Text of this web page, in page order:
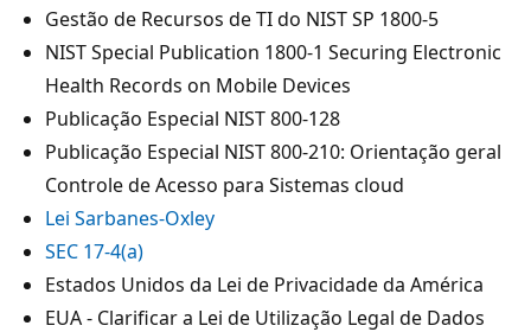
Gestão de Recursos de TI do NIST SP 1800-5
NIST Special Publication 1800-1 Securing Electronic
Health Records on Mobile Devices
Publicação Especial NIST 800-128
Publicação Especial NIST 800-210: Orientação geral
Controle de Acesso para Sistemas cloud
Lei Sarbanes-Oxley
SEC 17-4(a)
Estados Unidos da Lei de Privacidade da América
EUA - Clarificar a Lei de Utilização Legal de Dados